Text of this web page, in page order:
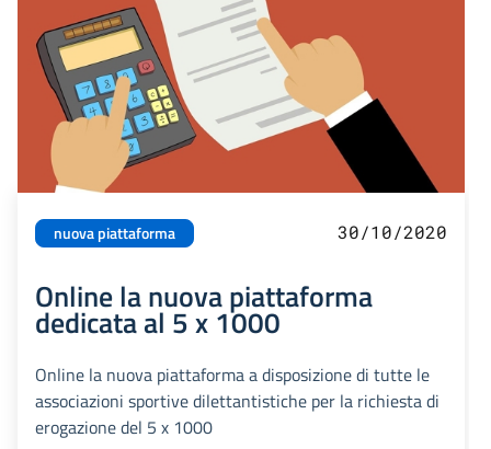
nuova piattaforma 30/10/2020
Online la nuova piattaforma
dedicata al 5 x 1000
Online la nuova piattaforma a disposizione di tutte le
associazioni sportive dilettantistiche per la richiesta di
erogazione del 5 x 1000